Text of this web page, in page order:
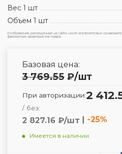
Вес 1 шт
Объем 1 шт
Изображения, размещенные на сайте, носят исключительно
фактических характеристик товара.
Базовая цена:
3 769.55 ₽/шт
При авторизации:2
/ без:
2 827.16 ₽/шт | -25%
Имеется в наличии